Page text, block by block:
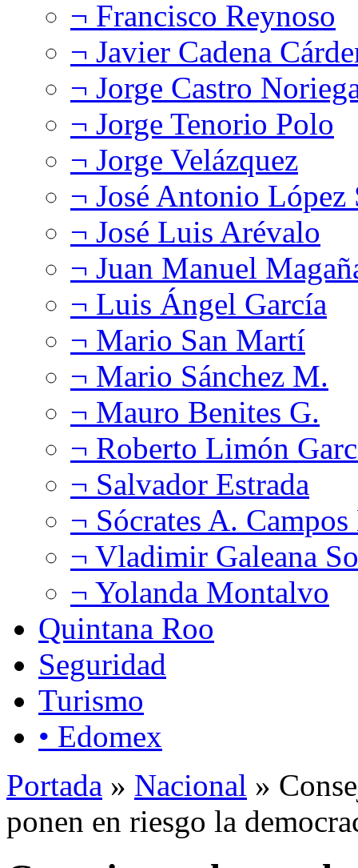
¬ Francisco Reynoso
¬ Javier Cadena
¬ Jorge Castro
¬ Jorge Tenorio Polo
¬ Jorge Velázquez
¬ José Antonio López
¬ José Luis Arévalo
¬ Juan Manuel
¬ Luis Ángel García
¬ Mario San Martí
¬ Mario Sánchez M.
¬ Mauro Benites G.
¬ Roberto Limón
¬ Salvador Estrada
¬ Sócrates A.
¬ Vladimir Galeana
¬ Yolanda Montalvo
Quintana Roo
Seguridad
Turismo
• Edomex
Portada » Nacional »
ponen en riesgo la